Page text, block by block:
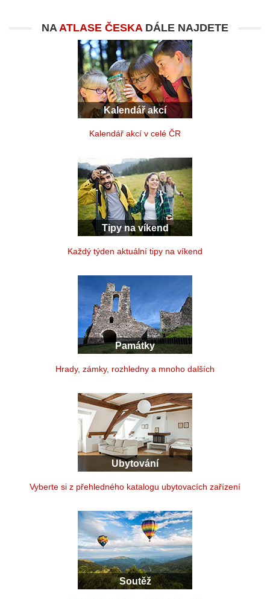
NAATLASE ČESKADÁLE NAJDETE
Kalendář akcí
Kalendář akcí v celé ČR
Tipy na víkend
Každý týden aktuální tipy na víkend
Památky
Hrady, zámky, rozhledny a mnoho dalších
Ubytování
Vyberte si z přehledného katalogu ubytovacích zařízení
Soutěž